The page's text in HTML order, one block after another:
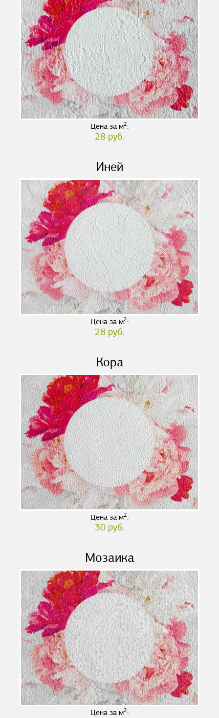
Цена за м2:
28 руб.
Иней
Цена за м2:
28 руб.
Кора
Цена за м2:
30 руб.
Мозаика
Цена за м2: